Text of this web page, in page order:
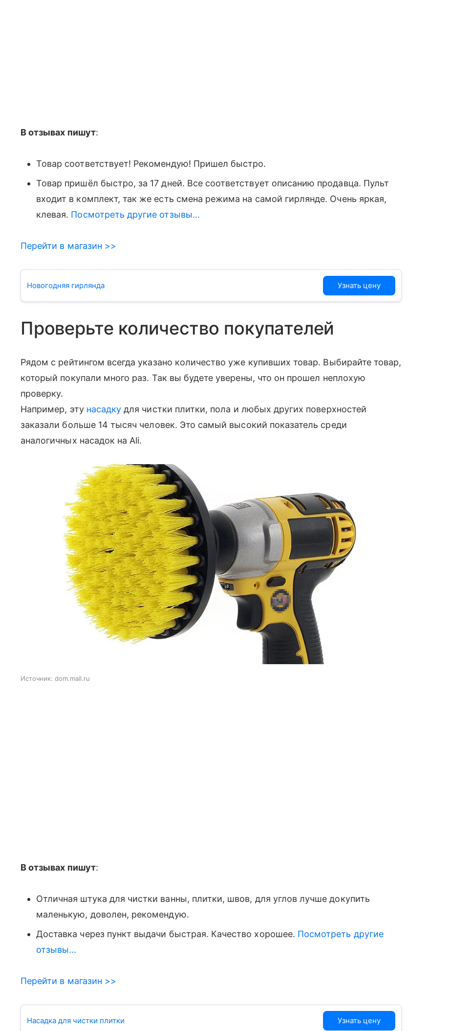
В отзывах пишут:
Товар соответствует! Рекомендую! Пришел быстро.
Товар пришёл быстро, за 17 дней. Все соответствует описанию продавца. Пульт
входит в комплект, так же есть смена режима на самой гирлянде. Очень яркая,
клевая. Посмотреть другие отзывы...
Перейти в магазин >>
Новогодняя гирлянда Узнать цену
Проверьте количество покупателей
Рядом с рейтингом всегда указано количество уже купивших товар. Выбирайте товар,
который покупали много раз. Так вы будете уверены, что он прошел неплохую
проверку.
Например, эту насадку для чистки плитки, пола и любых других поверхностей
заказали больше 14 тысяч человек. Это самый высокий показатель среди
аналогичных насадок на Ali.
Источник: dom.mail.ru
В отзывах пишут:
Отличная штука для чистки ванны, плитки, швов, для углов лучше докупить
маленькую, доволен, рекомендую.
Доставка через пункт выдачи быстрая. Качество хорошее. Посмотреть другие
отзывы...
Перейти в магазин >>
Насадка для чистки плитки Узнать цену